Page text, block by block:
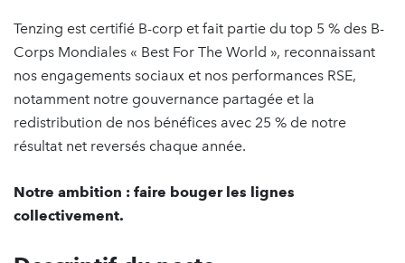
Tenzing est certifié B-corp et fait partie du top 5 % des B-
Corps Mondiales « Best For The World », reconnaissant
nos engagements sociaux et nos performances RSE,
notamment notre gouvernance partagée et la
redistribution de nos bénéfices avec 25 % de notre
résultat net reversés chaque année.
Notre ambition : faire bouger les lignes
collectivement.